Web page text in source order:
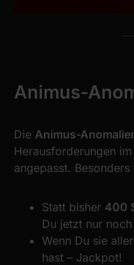
Animus-
Die Animus-
Herausforderungen
angepasst.
Statt bisher 400
Du jetzt nur noch
Wenn Du sie
hast – Jackpot!